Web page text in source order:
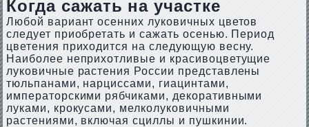
Когда сажать на участке
Любой вариант осенних луковичных цветов
следует приобретать и сажать осенью. Период
цветения приходится на следующую весну.
Наиболее неприхотливые и красивоцветущие
луковичные растения России представлены
тюльпанами, нарциссами, гиацинтами,
императорскими рябчиками, декоративными
луками, крокусами, мелколуковичными
растениями, включая сциллы и пушкинии.